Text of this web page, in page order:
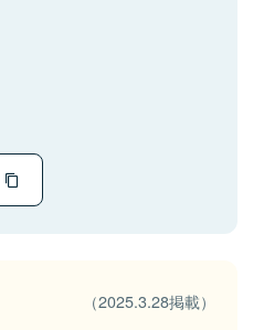
（2025.3.28掲載）